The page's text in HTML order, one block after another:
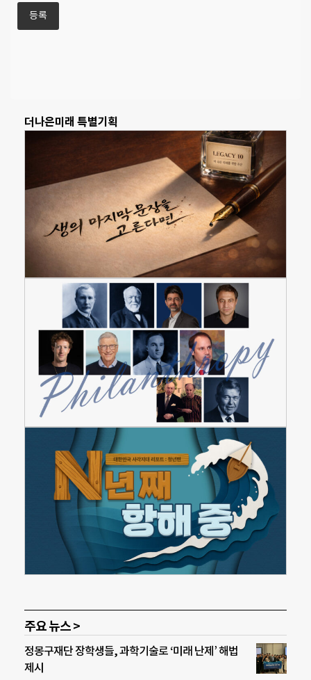
더나은미래 특별기획
주요 뉴스 >
정몽구재단 장학생들, 과학기술로 ‘미래 난제’ 해법
제시